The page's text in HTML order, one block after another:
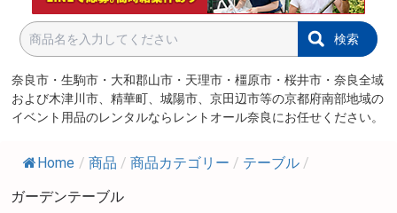
検索
奈良市・生駒市・大和郡山市・天理市・橿原市・桜井市・奈良全域
および木津川市、精華町、城陽市、京田辺市等の京都府南部地域の
イベント用品のレンタルならレントオール奈良にお任せください。
Home / 商品 / 商品カテゴリー / テーブル /
ガーデンテーブル